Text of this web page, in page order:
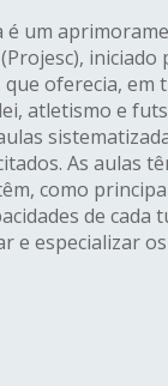
é um
iniciado
que oferecia,
atletismo e
As aulas
como
de
e especializar